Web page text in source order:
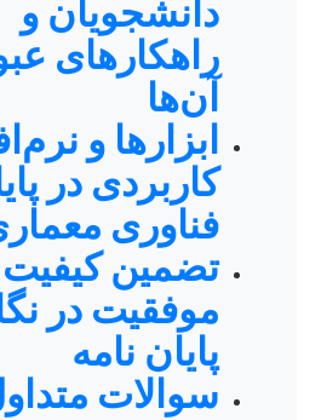
دانشجویان و
راهکارهای
آن‌ها
ابزارها و
کاربردی در
فناوری
تضمین
موفقیت در
پایان نامه
سوالات